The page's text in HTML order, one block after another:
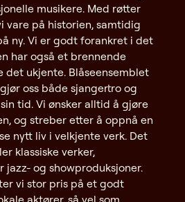
musikere. Med røtter
vare på historien, samtidig
ny. Vi er godt forankret i det
har også et brennende
det ukjente. Blåseensemblet
oss både sjangertro og
tid. Vi ønsker alltid å gjøre
og streber etter å oppnå en
nytt liv i velkjente verk. Det
klassiske verker,
jazz- og showproduksjoner.
vi stor pris på et godt
aktører, så vel som